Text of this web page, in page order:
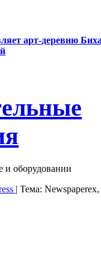
арт-деревню
и оборудовании
| Тема: Newspaperex,